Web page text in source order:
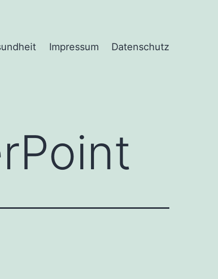
Impressum Datenschutz